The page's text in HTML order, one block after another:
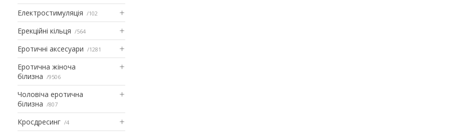
Електростимуляція 102
Ерекційні кільця 564
Еротичні аксесуари 1281
Еротична жіноча
білизна
9506
Чоловіча еротична
білизна
807
Кросдресинг 4